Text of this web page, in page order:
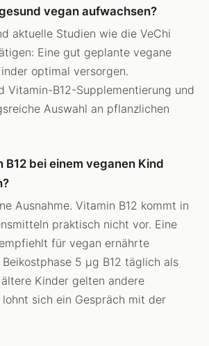
vegan aufwachsen?
aktuelle Studien wie die VeChi
Eine gut geplante vegane
optimal versorgen.
Vitamin-B12-Supplementierung und
Auswahl an pflanzlichen
B12 bei einem veganen Kind
Ausnahme. Vitamin B12 kommt in
praktisch nicht vor. Eine
für vegan ernährte
5 µg B12 täglich als
Kinder gelten andere
lohnt sich ein Gespräch mit der